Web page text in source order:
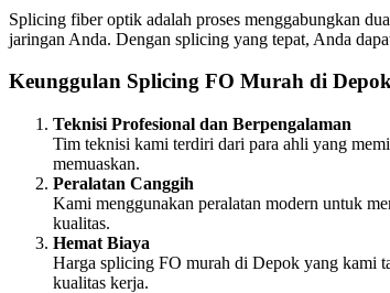
Splicing fiber optik adalah proses menggabungkan
jaringan Anda. Dengan splicing yang tepat, Anda
Keunggulan Splicing FO Murah di
Teknisi Profesional dan Berpengalaman
Tim teknisi kami terdiri dari para ahli yang
memuaskan.
Peralatan Canggih
Kami menggunakan peralatan modern untuk
kualitas.
Hemat Biaya
Harga splicing FO murah di Depok yang kami
kualitas kerja.